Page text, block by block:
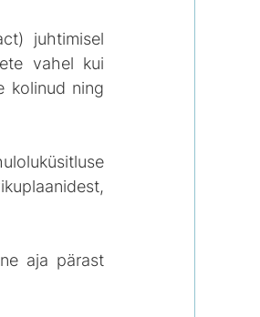
juhtimisel
vahel kui
kolinud ning
aja pärast